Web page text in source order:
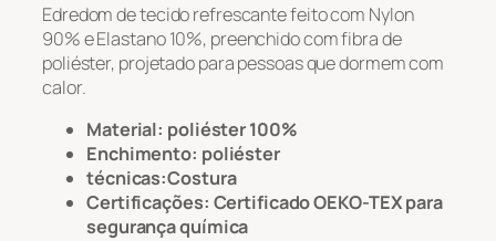
Edredom de tecido refrescante feito com Nylon
90% e Elastano 10%, preenchido com fibra de
poliéster, projetado para pessoas que dormem com
calor.
Material: poliéster 100%
Enchimento: poliéster
técnicas:Costura
Certificações: Certificado OEKO-TEX para
segurança química
Carregar arquivo
Carregar
Enviar